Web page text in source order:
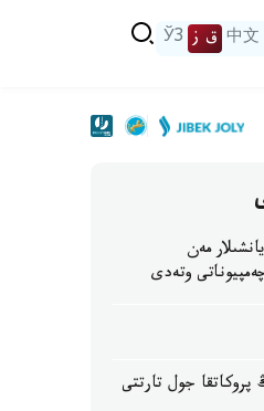
中文 ق ز ЎЗ
مەن
وتەدى